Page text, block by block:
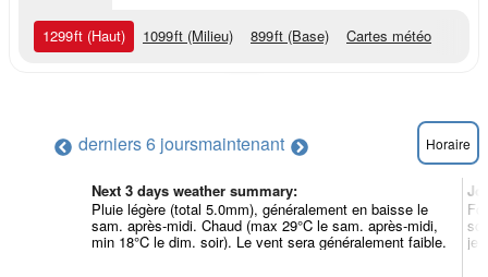
1299ft (Haut) 1099ft (Milieu) 899ft (Base) Cartes météo
derniers 6 joursmaintenant Horaire
Next 3 days weather summary:
Pluie légère (total 5.0mm), généralement en baisse le
sam. après-midi. Chaud (max 29°C le sam. après-midi,
min 18°C le dim. soir). Le vent sera généralement faible.